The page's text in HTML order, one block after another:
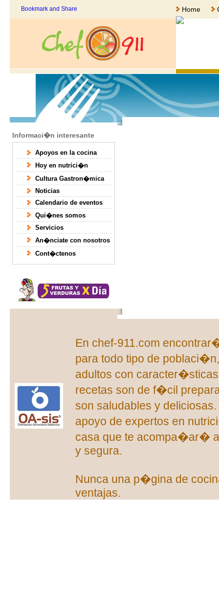
Home
Informaci�n interesante
Apoyos en la cocina
Hoy en nutrici�n
Cultura Gastron�mica
Noticias
Calendario de eventos
Qui�nes somos
Servicios
An�nciate con nosotros
Cont�ctenos
En chef-911.com
para todo tipo de
adultos con
recetas son de f�cil
son saludables y
apoyo de expertos en
casa que te acompa�ar�
y segura.
Nunca una p�gina de
ventajas.